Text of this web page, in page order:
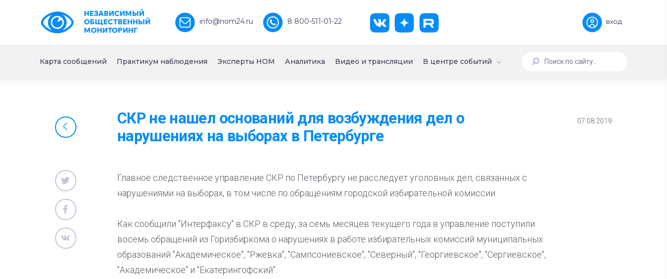
НЕЗАВИСИМЫЙ
ОБЩЕСТВЕННЫЙ
МОНИТОРИНГ
info@nom24.ru 8 800-511-01-22 вход
Карта сообщений Практикум наблюдения Эксперты НОМ Аналитика Видео и трансляции В центре событий
СКР не нашел оснований для возбуждения дел о
нарушениях на выборах в Петербурге
07.08.2019
Главное следственное управление СКР по Петербургу не расследует уголовных дел, связанных с
нарушениями на выборах, в том числе по обращениям городской избирательной комиссии.
Как сообщили "Интерфаксу" в СКР в среду, за семь месяцев текущего года в управление поступили
восемь обращений из Горизбиркома о нарушениях в работе избирательных комиссий муниципальных
образований "Академическое", "Ржевка", "Сампсониевское", "Северный", "Георгиевское", "Сергиевское",
"Академическое" и "Екатерингофский".